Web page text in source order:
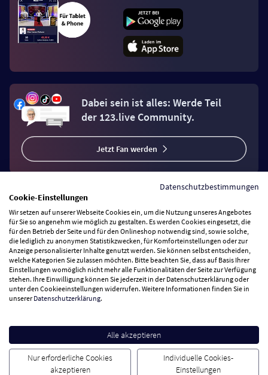
Dabei sein ist alles: Werde Teil
der 123.live Community.
Jetzt Fan werden
Vertrag widerrufen
Zahlungsarten
Wir versenden mit
Besuchen Sie uns
Datenschutzbestimmungen
Cookie-Einstellungen
Wir setzen auf unserer Webseite Cookies ein, um die Nutzung unseres Angebotes
für Sie so angenehm wie möglich zu gestalten. Es werden Cookies eingesetzt, die
für den Betrieb der Seite und für den Onlineshop notwendig sind, sowie solche,
die lediglich zu anonymen Statistikzwecken, für Komforteinstellungen oder zur
Anzeige personalisierter Inhalte genutzt werden. Sie können selbst entscheiden,
welche Kategorien Sie zulassen möchten. Bitte beachten Sie, dass auf Basis Ihrer
Einstellungen womöglich nicht mehr alle Funktionalitäten der Seite zur Verfügung
stehen. Ihre Einwilligung können Sie jederzeit in der Datenschutzerklärung oder
unter den Cookieeinstellungen widerrufen. Weitere Informationen finden Sie in
unsererDatenschutzerklärung.
Alle akzeptieren
Nur erforderliche Cookies
akzeptieren
Individuelle Cookies-
Einstellungen